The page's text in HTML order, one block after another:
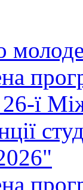
26-ї